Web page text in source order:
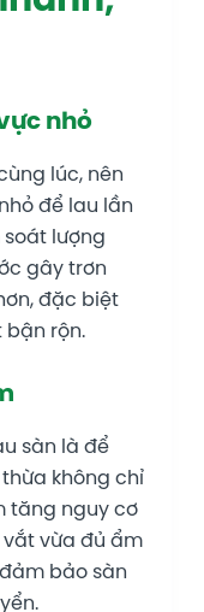
nhỏ
lúc, nên
để lau lần
lượng
gây trơn
đặc biệt
bận rộn.
sàn là để
không chỉ
tăng nguy cơ
vừa đủ ẩm
bảo sàn